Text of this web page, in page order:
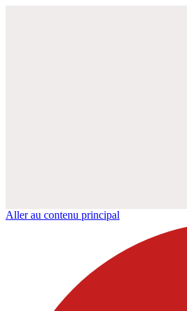
Aller au contenu principal